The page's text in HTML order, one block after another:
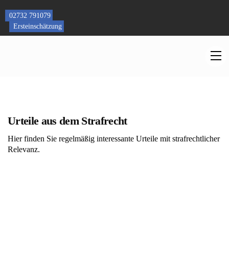
content
02732 791079
Ersteinschätzung
Urteile aus dem Strafrecht
Hier finden Sie regelmäßig interessante Urteile mit strafrechtlicher
Relevanz.